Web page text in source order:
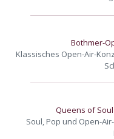
Bothmer-
Klassisches Open-Air-
Queens of
Soul, Pop und Open-